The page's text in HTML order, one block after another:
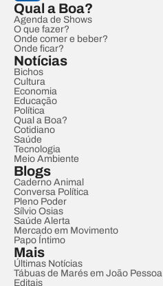
Qual a Boa?
Agenda de Shows
O que fazer?
Onde comer e beber?
Onde ficar?
Notícias
Bichos
Cultura
Economia
Educação
Política
Qual a Boa?
Cotidiano
Saúde
Tecnologia
Meio Ambiente
Blogs
Caderno Animal
Conversa Política
Pleno Poder
Sílvio Osias
Saúde Alerta
Mercado em Movimento
Papo Íntimo
Mais
Últimas Notícias
Tábuas de Marés em João Pessoa
Editais